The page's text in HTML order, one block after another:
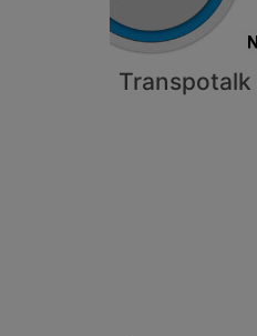
Transpotalk